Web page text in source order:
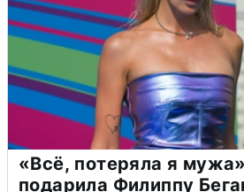
«Всё, потеряла я
подарила Филиппу